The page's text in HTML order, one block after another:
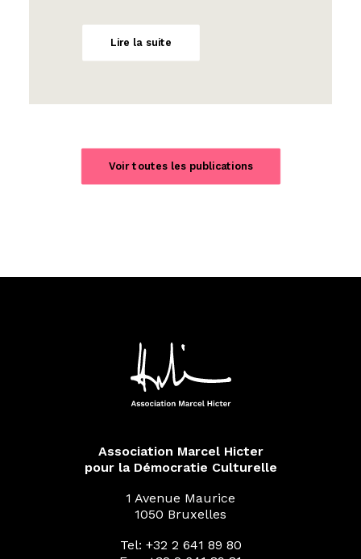
Lire la suite
Voir toutes les publications
Association Marcel Hicter
pour la Démocratie Culturelle
1 Avenue Maurice
1050 Bruxelles
Tel: +32 2 641 89 80